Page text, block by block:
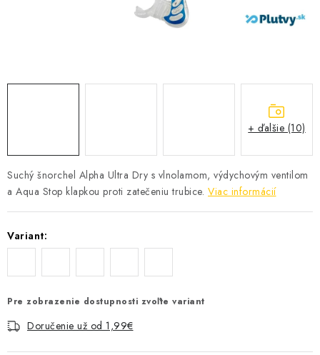
Suchý šnorchel Alpha Ultra Dry s vlnolamom, výdychovým ventilom
a Aqua Stop klapkou proti zatečeniu trubice. Viac informácií
Variant:
Pre zobrazenie dostupnosti zvoľte variant
Doručenie už od 1,99€
+ ďalšie (10)